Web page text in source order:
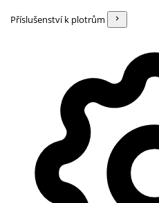
Příslušenství k plotrům